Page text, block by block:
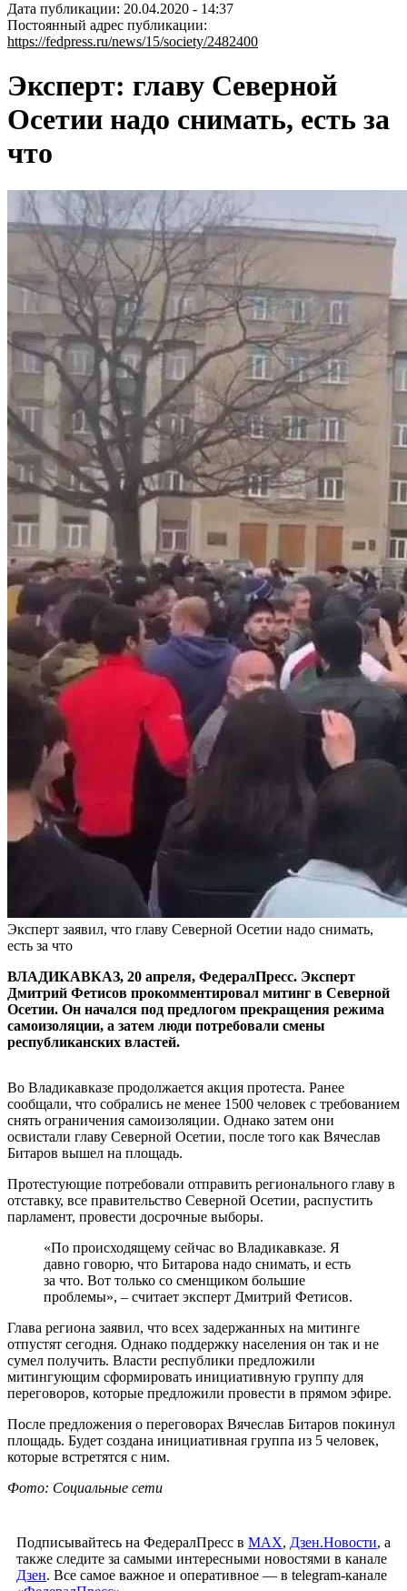
Дата публикации: 20.04.2020 - 14:37
Постоянный адрес публикации:
https://fedpress.ru/news/15/society/2482400
Эксперт: главу Северной
Осетии надо снимать, есть за
что
Эксперт заявил, что главу Северной Осетии надо снимать,
есть за что
ВЛАДИКАВКАЗ, 20 апреля, ФедералПресс. Эксперт
Дмитрий Фетисов прокомментировал митинг в Северной
Осетии. Он начался под предлогом прекращения режима
самоизоляции, а затем люди потребовали смены
республиканских властей.
Во Владикавказе продолжается акция протеста. Ранее
сообщали, что собрались не менее 1500 человек с требованием
снять ограничения самоизоляции. Однако затем они
освистали главу Северной Осетии, после того как Вячеслав
Битаров вышел на площадь.
Протестующие потребовали отправить регионального главу в
отставку, все правительство Северной Осетии, распустить
парламент, провести досрочные выборы.
«По происходящему сейчас во Владикавказе. Я
давно говорю, что Битарова надо снимать, и есть
за что. Вот только со сменщиком большие
проблемы», – считает эксперт Дмитрий Фетисов.
Глава региона заявил, что всех задержанных на митинге
отпустят сегодня. Однако поддержку населения он так и не
сумел получить. Власти республики предложили
митингующим сформировать инициативную группу для
переговоров, которые предложили провести в прямом эфире.
После предложения о переговорах Вячеслав Битаров покинул
площадь. Будет создана инициативная группа из 5 человек,
которые встретятся с ним.
Фото: Социальные сети
Подписывайтесь на ФедералПресс в МАХ, Дзен.Новости, а
также следите за самыми интересными новостями в канале
Дзен. Все самое важное и оперативное — в telegram-канале